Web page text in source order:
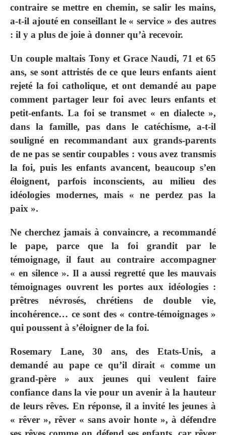
contraire se mettre en chemin, se salir les mains,
a-t-il ajouté en conseillant le « service » des autres
: il y a plus de joie à donner qu’à recevoir.
Un couple maltais Tony et Grace Naudi, 71 et 65
ans, se sont attristés de ce que leurs enfants aient
rejeté la foi catholique, et ont demandé au pape
comment partager leur foi avec leurs enfants et
petit-enfants. La foi se transmet « en dialecte »,
dans la famille, pas dans le catéchisme, a-t-il
souligné en recommandant aux grands-parents
de ne pas se sentir coupables : vous avez transmis
la foi, puis les enfants avancent, beaucoup s’en
éloignent, parfois inconscients, au milieu des
idéologies modernes, mais « ne perdez pas la
paix ».
Ne cherchez jamais à convaincre, a recommandé
le pape, parce que la foi grandit par le
témoignage, il faut au contraire accompagner
« en silence ». Il a aussi regretté que les mauvais
témoignages ouvrent les portes aux idéologies :
prêtres névrosés, chrétiens de double vie,
incohérence… ce sont des « contre-témoignages »
qui poussent à s’éloigner de la foi.
Rosemary Lane, 30 ans, des Etats-Unis, a
demandé au pape ce qu’il dirait « comme un
grand-père » aux jeunes qui veulent faire
confiance dans la vie pour un avenir à la hauteur
de leurs rêves. En réponse, il a invité les jeunes à
« rêver », rêver « sans avoir honte », à défendre